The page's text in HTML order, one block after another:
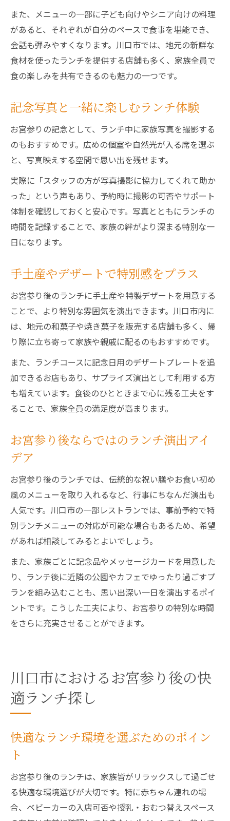
また、メニューの一部に子ども向けやシニア向けの料理
があると、それぞれが自分のペースで食事を堪能でき、
会話も弾みやすくなります。川口市では、地元の新鮮な
食材を使ったランチを提供する店舗も多く、家族全員で
食の楽しみを共有できるのも魅力の一つです。
記念写真と一緒に楽しむランチ体験
お宮参りの記念として、ランチ中に家族写真を撮影する
のもおすすめです。広めの個室や自然光が入る席を選ぶ
と、写真映えする空間で思い出を残せます。
実際に「スタッフの方が写真撮影に協力してくれて助か
った」という声もあり、予約時に撮影の可否やサポート
体制を確認しておくと安心です。写真とともにランチの
時間を記録することで、家族の絆がより深まる特別な一
日になります。
手土産やデザートで特別感をプラス
お宮参り後のランチに手土産や特製デザートを用意する
ことで、より特別な雰囲気を演出できます。川口市内に
は、地元の和菓子や焼き菓子を販売する店舗も多く、帰
り際に立ち寄って家族や親戚に配るのもおすすめです。
また、ランチコースに記念日用のデザートプレートを追
加できるお店もあり、サプライズ演出として利用する方
も増えています。食後のひとときまで心に残る工夫をす
ることで、家族全員の満足度が高まります。
お宮参り後ならではのランチ演出アイ
デア
お宮参り後のランチでは、伝統的な祝い膳やお食い初め
風のメニューを取り入れるなど、行事にちなんだ演出も
人気です。川口市の一部レストランでは、事前予約で特
別ランチメニューの対応が可能な場合もあるため、希望
があれば相談してみるとよいでしょう。
また、家族ごとに記念品やメッセージカードを用意した
り、ランチ後に近隣の公園やカフェでゆったり過ごすプ
ランを組み込むことも、思い出深い一日を演出するポイ
ントです。こうした工夫により、お宮参りの特別な時間
をさらに充実させることができます。
川口市におけるお宮参り後の快
適ランチ探し
快適なランチ環境を選ぶためのポイン
ト
お宮参り後のランチは、家族皆がリラックスして過ごせ
る快適な環境選びが大切です。特に赤ちゃん連れの場
合、ベビーカーの入店可否や授乳・おむつ替えスペース